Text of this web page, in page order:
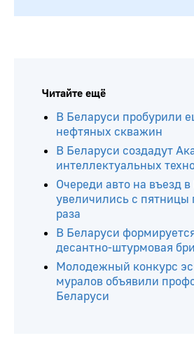
Читайте ещё
В Беларуси пробурили
нефтяных скважин
В Беларуси создадут
интеллектуальных
Очереди авто на въезд в
увеличились с пятницы
раза
В Беларуси
десантно-штурмовая
Молодежный конкурс
муралов объявили
Беларуси